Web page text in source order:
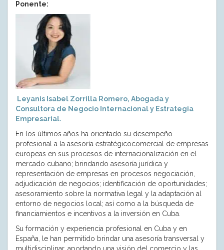
Ponente:
Leyanis Isabel Zorrilla Romero, Abogada y
Consultora de Negocio Internacional y Estrategia
Empresarial.
En los últimos años ha orientado su desempeño
profesional a la asesoría estratégicocomercial de empresas
europeas en sus procesos de internacionalización en el
mercado cubano; brindando asesoría jurídica y
representación de empresas en procesos negociación,
adjudicación de negocios; identificación de oportunidades;
asesoramiento sobre la normativa legal y la adaptación al
entorno de negocios local; así como a la búsqueda de
financiamientos e incentivos a la inversión en Cuba.
Su formación y experiencia profesional en Cuba y en
España, le han permitido brindar una asesoría transversal y